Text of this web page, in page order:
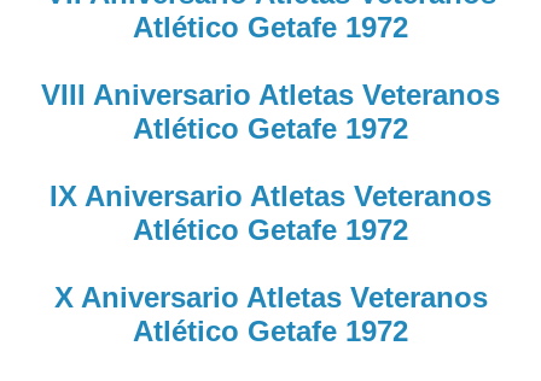
Atlético Getafe 1972
VIII Aniversario Atletas Veteranos
Atlético Getafe 1972
IX Aniversario Atletas Veteranos
Atlético Getafe 1972
X Aniversario Atletas Veteranos
Atlético Getafe 1972